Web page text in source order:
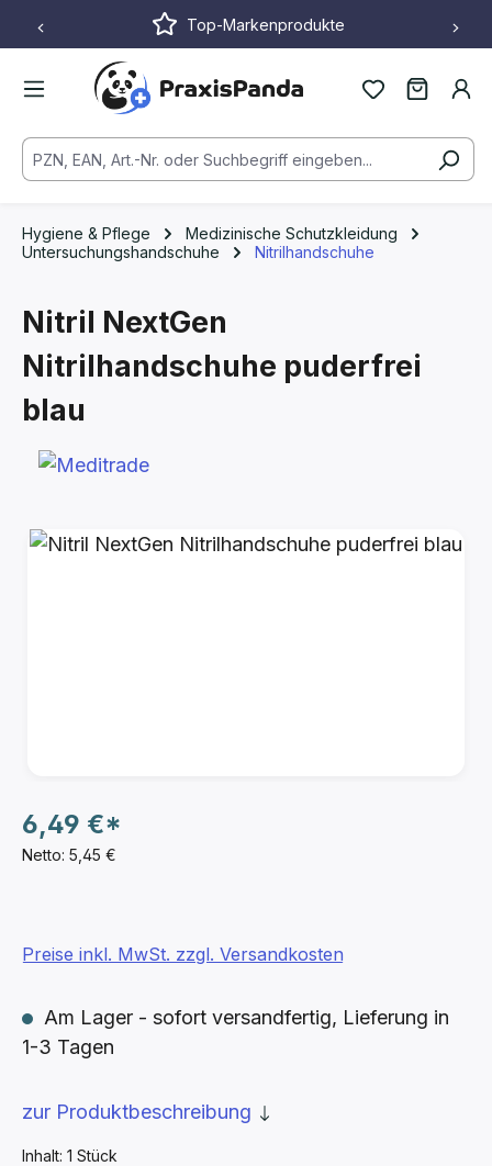
Zum Hauptinhalt springenTop-Markenprodukte
Hygiene & Pflege
Medizinische Schutzkleidung
Untersuchungshandschuhe
Nitrilhandschuhe
Nitril NextGen
Nitrilhandschuhe puderfrei
blau
Bildergalerie überspringen
Netto: 5,45 €
6,49 €*
Inhalt: 1 Stück
Preise inkl. MwSt. zzgl. Versandkosten
Am Lager - sofort versandfertig, Lieferung in
1-3 Tagen
zur Produktbeschreibung